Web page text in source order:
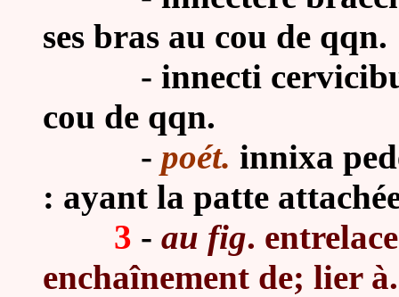
ses bras au cou de qqn.
- innecti
cou de qqn.
- poét. innixa
: ayant la patte
3 - au fig.
enchaînement de; lier à.